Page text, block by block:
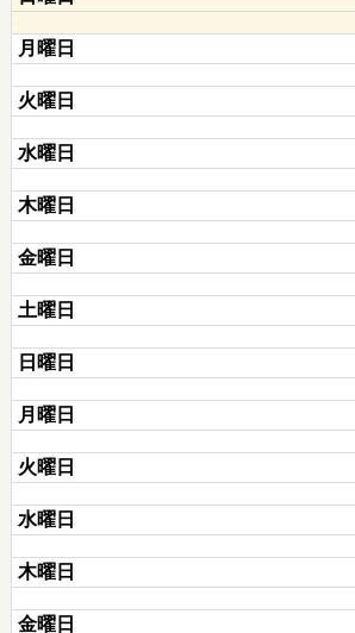
2026
6th
2026
月曜日
火曜日
水曜日
木曜日
金曜日
土曜日
日曜日
月曜日
火曜日
水曜日
木曜日
金曜日